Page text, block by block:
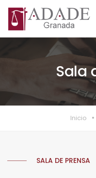
Sala
Inicio
SALA DE PRENSA